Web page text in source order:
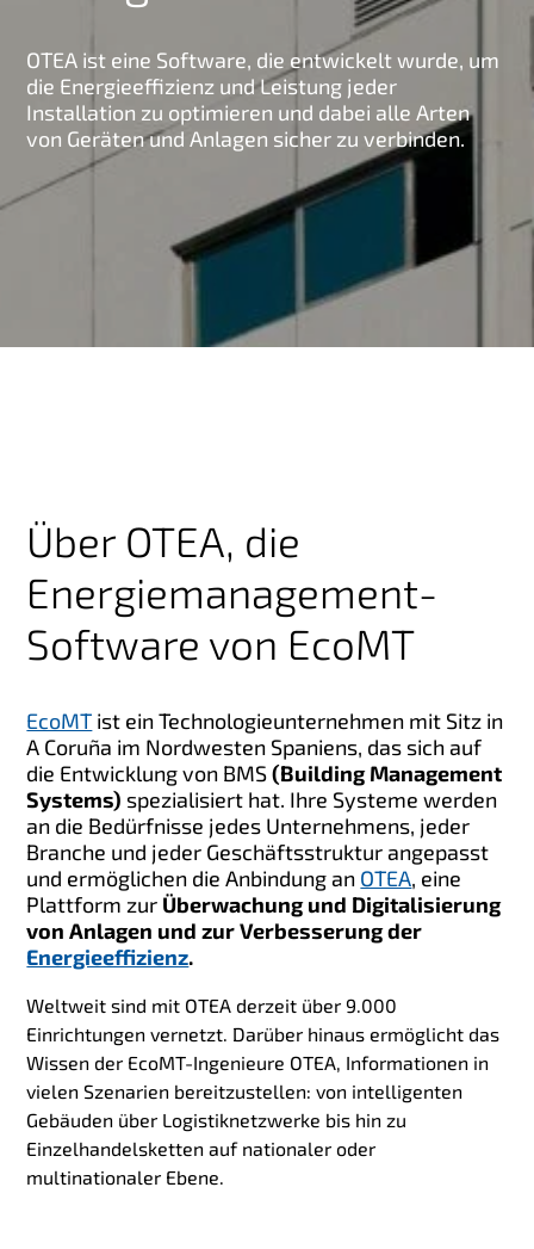
OTEA ist eine Software, die entwickelt wurde, um
die Energieeffizienz und Leistung jeder
Installation zu optimieren und dabei alle Arten
von Geräten und Anlagen sicher zu verbinden.
Über OTEA, die
Energiemanagement-
Software von EcoMT
EcoMT ist ein Technologieunternehmen mit Sitz in
A Coruña im Nordwesten Spaniens, das sich auf
die Entwicklung von BMS(Building Management
Systems) spezialisiert hat. Ihre Systeme werden
an die Bedürfnisse jedes Unternehmens, jeder
Branche und jeder Geschäftsstruktur angepasst
und ermöglichen die Anbindung an OTEA, eine
Plattform zur Überwachung und Digitalisierung
von Anlagen und zur Verbesserung der
Energieeffizienz.
Weltweit sind mit OTEA derzeit über 9.000
Einrichtungen vernetzt. Darüber hinaus ermöglicht das
Wissen der EcoMT-Ingenieure OTEA, Informationen in
vielen Szenarien bereitzustellen: von intelligenten
Gebäuden über Logistiknetzwerke bis hin zu
Einzelhandelsketten auf nationaler oder
multinationaler Ebene.